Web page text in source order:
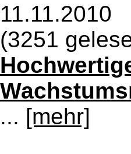
11.11.2010
(3251
... [mehr]